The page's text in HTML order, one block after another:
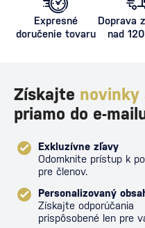
Expresné
doručenie tovaru
Doprava
nad
Získajte novinky
priamo do e-
Exkluzívne zľavy
Odomknite prístup k
pre členov.
Personalizovaný
Získajte odporúčania
prispôsobené len pre